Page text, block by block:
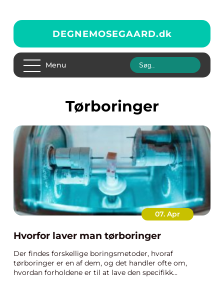
DEGNEMOSEGAARD.dk
Menu
tørboringer
07. Apr
Hvorfor laver man tørboringer
Der findes forskellige boringsmetoder, hvoraf
tørboringer er en af dem, og det handler ofte om,
hvordan forholdene er til at lave den specifikk...